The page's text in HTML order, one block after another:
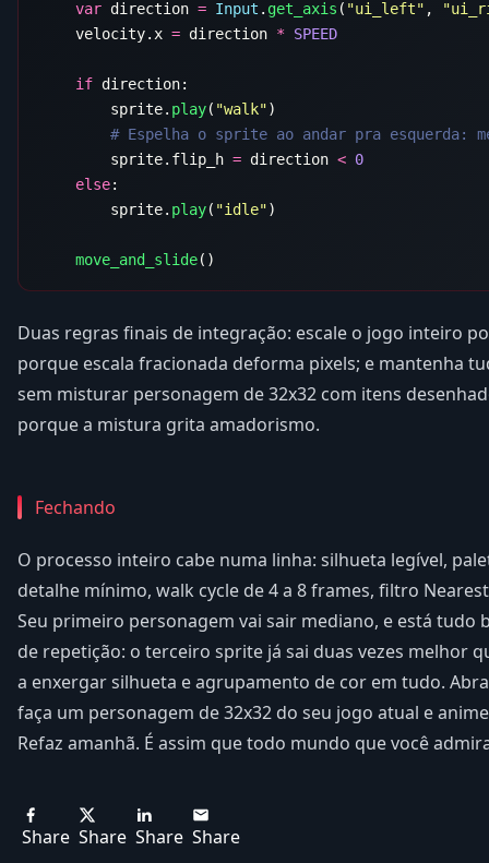
    var
direction = Input . get_axis ( "ui_left" ,
    velocity.x
= direction *
    if
        sprite.
play( "walk"
        sprite.flip_h
= direction <
    else
        sprite.
play( "idle"
    move_and_slide
Duas regras finais de integração: escale o jogo inteiro
porque escala fracionada deforma pixels; e mantenha
sem misturar personagem de 32x32 com itens
porque a mistura grita amadorismo.
Fechando
O processo inteiro cabe numa linha: silhueta legível,
detalhe mínimo, walk cycle de 4 a 8 frames, filtro
Seu primeiro personagem vai sair mediano, e está tudo
de repetição: o terceiro sprite já sai duas vezes melhor
a enxergar silhueta e agrupamento de cor em tudo.
faça um personagem de 32x32 do seu jogo atual e
Refaz amanhã. É assim que todo mundo que você
Share Share Share Share